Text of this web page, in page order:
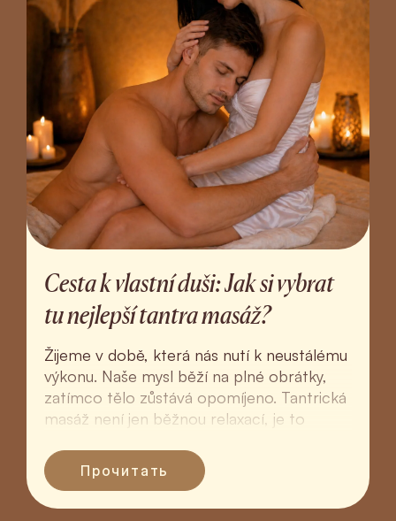
Cesta k vlastní duši: Jak si vybrat
tu nejlepší tantra masáž?
Žijeme v době, která nás nutí k neustálému
výkonu. Naše mysl běží na plné obrátky,
zatímco tělo zůstává opomíjeno. Tantrická
masáž není jen běžnou relaxací, je to
Прочитать